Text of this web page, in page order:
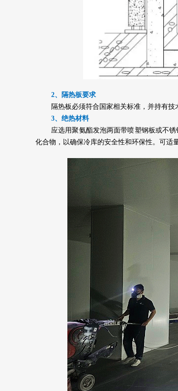
2、隔热板要求
隔热板必须符合国家相关标准，并持有
3、绝热材料
应选用聚氨酯发泡两面带喷塑钢板或不
化合物，以确保冷库的安全性和环保性。可适